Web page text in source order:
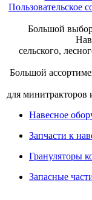
Пользовательское
Большой
сельского,
Большой
для минитракторов
Навесное
Запчасти к
Грануляторы
Запасные